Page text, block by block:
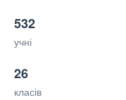
532
учні
26
класів